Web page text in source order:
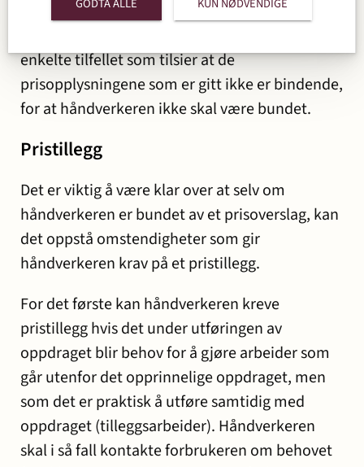
om hva et arbeid vil koste på opplysningen. Det
enkelte tilfellet som tilsier at de
prisopplysningene som er gitt ikke er bindende,
for at håndverkeren ikke skal være bundet.
Pristillegg
Det er viktig å være klar over at selv om
håndverkeren er bundet av et prisoverslag, kan
det oppstå omstendigheter som gir
håndverkeren krav på et pristillegg.
For det første kan håndverkeren kreve
pristillegg hvis det under utføringen av
oppdraget blir behov for å gjøre arbeider som
går utenfor det opprinnelige oppdraget, men
som det er praktisk å utføre samtidig med
oppdraget (tilleggsarbeider). Håndverkeren
skal i så fall kontakte forbrukeren om behovet